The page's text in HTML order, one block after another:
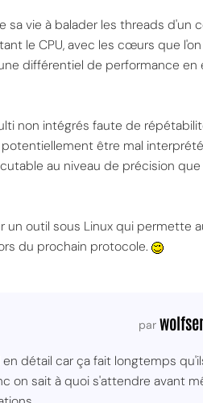
vie à balader les threads d'un
le CPU, avec les cœurs que
différentiel de performance
non intégrés faute de
être mal
au niveau de précision
outil sous Linux qui permette
du prochain protocole.
par
détail car ça fait longtemps
sait à quoi s'attendre avant